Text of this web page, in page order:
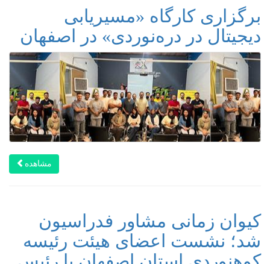
برگزاری کارگاه «مسیریابی
دیجیتال در دره‌نوردی» در اصفهان
مشاهده
کیوان زمانی مشاور فدراسیون
شد؛ نشست اعضای هیئت رئیسه